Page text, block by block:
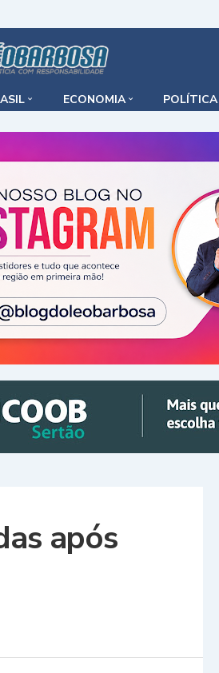
ECONOMIA POLÍTICA
após